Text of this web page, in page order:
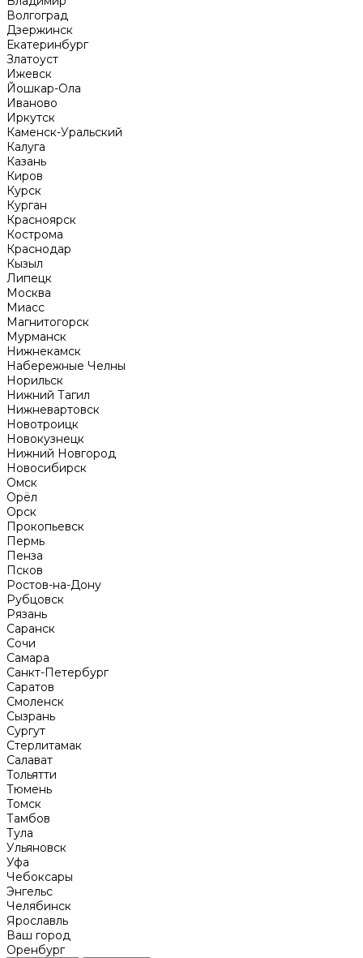
Волгоград
Дзержинск
Екатеринбург
Златоуст
Ижевск
Йошкар-Ола
Иваново
Иркутск
Каменск-Уральский
Калуга
Казань
Киров
Курск
Курган
Красноярск
Кострома
Краснодар
Кызыл
Липецк
Москва
Миасс
Магнитогорск
Мурманск
Нижнекамск
Набережные Челны
Норильск
Нижний Тагил
Нижневартовск
Новотроицк
Новокузнецк
Нижний Новгород
Новосибирск
Омск
Орёл
Орск
Прокопьевск
Пермь
Пенза
Псков
Ростов-на-Дону
Рубцовск
Рязань
Саранск
Сочи
Самара
Санкт-Петербург
Саратов
Смоленск
Сызрань
Сургут
Стерлитамак
Салават
Тольятти
Тюмень
Томск
Тамбов
Тула
Ульяновск
Уфа
Чебоксары
Энгельс
Челябинск
Ярославль
Ваш город
Оренбург